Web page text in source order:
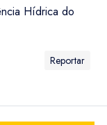
Hídrica do
Reportar